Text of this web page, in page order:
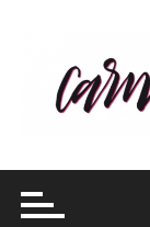
contenido